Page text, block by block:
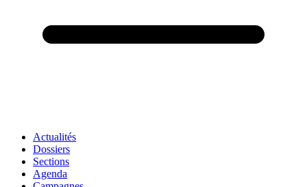
Actualités
Dossiers
Sections
Agenda